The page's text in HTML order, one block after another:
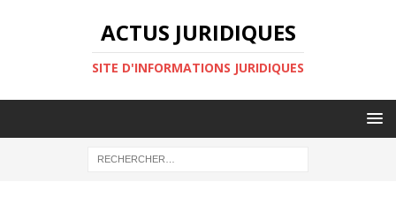
ACTUS JURIDIQUES
SITE D'INFORMATIONS JURIDIQUES